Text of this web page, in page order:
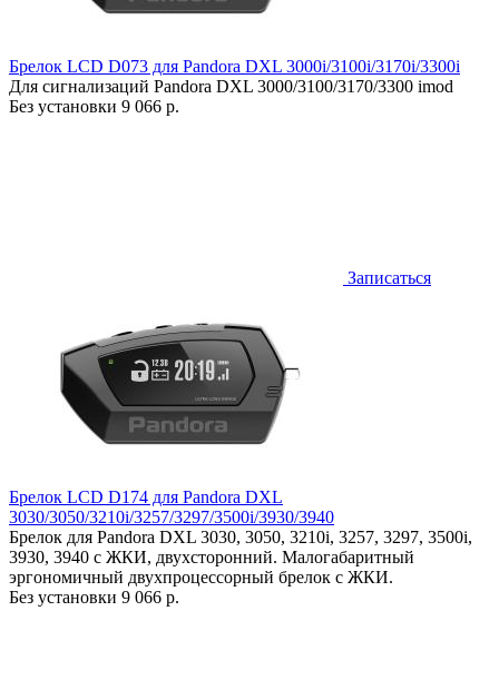
Брелок LCD D073 для Pandora DXL 3000i/3100i/3170i/3300i
Для сигнализаций Pandora DXL 3000/3100/3170/3300 imod
Без установки 9 066 р.
Записаться
Брелок LCD D174 для Pandora DXL
3030/3050/3210i/3257/3297/3500i/3930/3940
Брелок для Pandora DXL 3030, 3050, 3210i, 3257, 3297, 3500i,
3930, 3940 с ЖКИ, двухсторонний. Малогабаритный
эргономичный двухпроцессорный брелок с ЖКИ.
Без установки 9 066 р.